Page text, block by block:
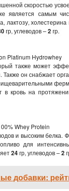
скоростью
самым
лактозу,
гр, углеводов –2гр.
также может
он снабжает
в кровь на
и высоким
для
24гр, углеводов –2
добавки: